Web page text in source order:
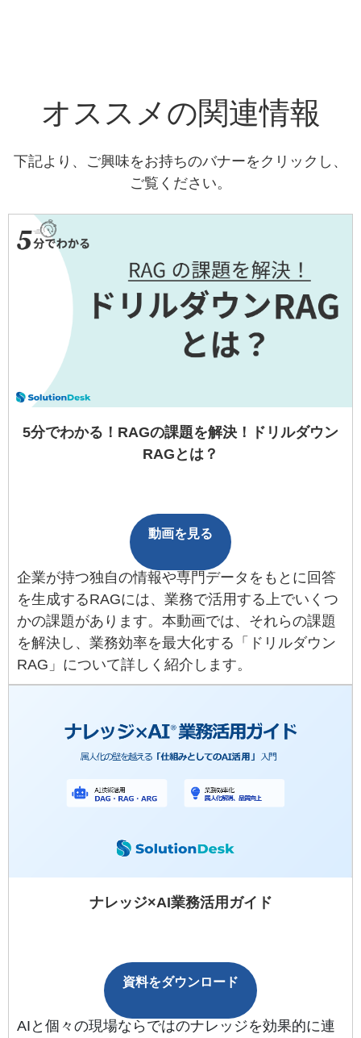
オススメの関連情報
下記より、ご興味をお持ちのバナーをクリックし、
ご覧ください。
5分でわかる！RAGの課題を解決！ドリルダウン
RAGとは？
動画を見る
企業が持つ独自の情報や専門データをもとに回答
を生成するRAGには、業務で活用する上でいくつ
かの課題があります。本動画では、それらの課題
を解決し、業務効率を最大化する「ドリルダウン
RAG」について詳しく紹介します。
ナレッジ×AI業務活用ガイド
資料をダウンロード
AIと個々の現場ならではのナレッジを効果的に連